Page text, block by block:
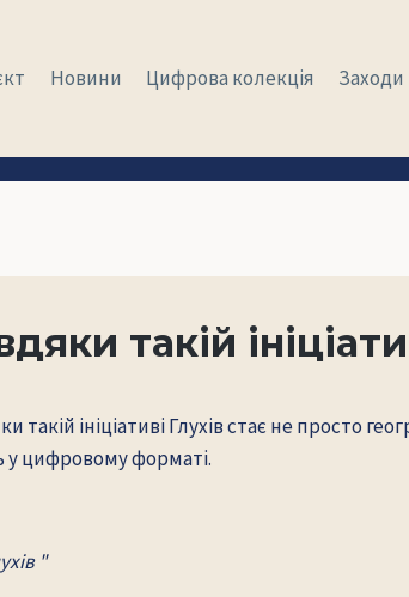
Новини Цифрова колекція Заходи
такій
такій ініціативі Глухів стає не
у цифровому форматі.
"